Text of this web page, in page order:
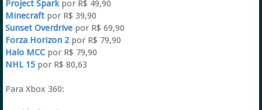
Project Sparkpor R$ 49,90
Minecraftpor R$ 39,90
Sunset Overdrivepor R$ 69,90
Forza Horizon 2por R$ 79,90
Halo MCCpor R$ 79,90
NHL 15por R$ 80,63
Para Xbox 360: